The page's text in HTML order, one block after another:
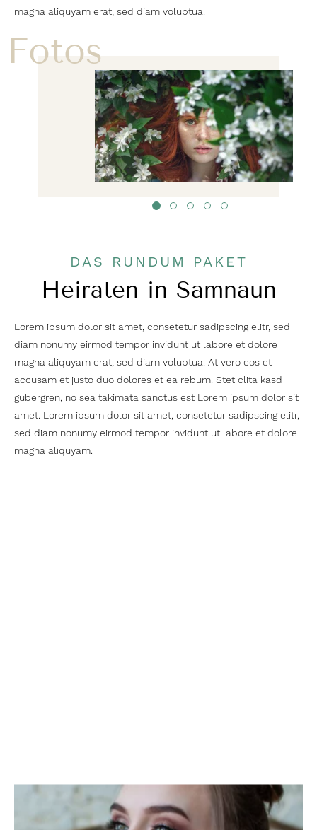
magna aliquyam erat, sed diam voluptua.
Fotos
1 2 3 4 5
DAS RUNDUM PAKET
Heiraten in Samnaun
Lorem ipsum dolor sit amet, consetetur sadipscing elitr, sed
diam nonumy eirmod tempor invidunt ut labore et dolore
magna aliquyam erat, sed diam voluptua. At vero eos et
accusam et justo duo dolores et ea rebum. Stet clita kasd
gubergren, no sea takimata sanctus est Lorem ipsum dolor sit
amet. Lorem ipsum dolor sit amet, consetetur sadipscing elitr,
sed diam nonumy eirmod tempor invidunt ut labore et dolore
magna aliquyam.